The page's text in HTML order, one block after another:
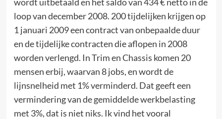
loop van december 2008. 200 tijdelijken krijgen op
1 januari 2009 een contract van onbepaalde duur
en de tijdelijke contracten die aflopen in 2008
worden verlengd. In Trim en Chassis komen 20
mensen erbij, waarvan 8 jobs, en wordt de
lijnsnelheid met 1% verminderd. Dat geeft een
vermindering van de gemiddelde werkbelasting
met 3%, dat is niet niks. Ik vind het vooral